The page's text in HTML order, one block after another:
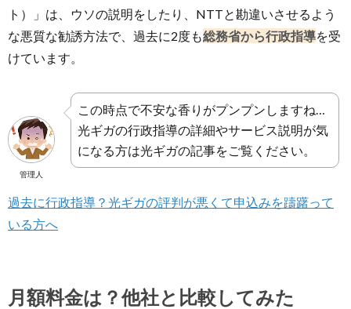
ト）」は、ウソの説明をしたり、NTTと勘違いさせるよう
な悪質な勧誘方法で、過去に2度も総務省から行政指導を受
けています。
管理人
この時点で不安な香りがプンプンしますね…
光ギガの行政指導の詳細やサービス説明が気
になる方は光ギガの記事をご覧ください。
過去に行政指導？光ギガの評判が悪くて申込みを躊躇って
いる方へ
月額料金は？他社と比較してみた